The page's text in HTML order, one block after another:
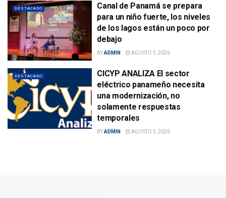
DESTACADO
Canal de Panamá se prepara
para un niño fuerte, los niveles
de los lagos están un poco por
debajo
BYADMIN AGOSTO 5, 2026
DESTACADO
CICYP ANALIZA El sector
eléctrico panameño necesita
una modernización, no
solamente respuestas
temporales
BYADMIN AGOSTO 5, 2026